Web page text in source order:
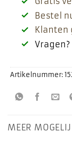
Bestel
Klanten
Artikelnummer:
MEER